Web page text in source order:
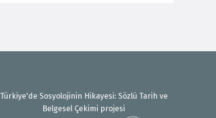
Türkiye'de Sosyolojinin Hikayesi: Sözlü Tarih ve
Belgesel Çekimi projesi